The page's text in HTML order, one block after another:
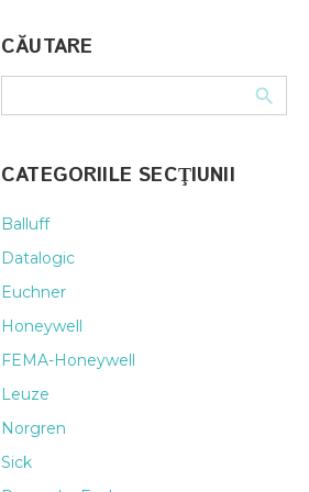
CĂUTARE
CATEGORIILE SECŢIUNII
Balluff
Datalogic
Euchner
Honeywell
FEMA-Honeywell
Leuze
Norgren
Sick